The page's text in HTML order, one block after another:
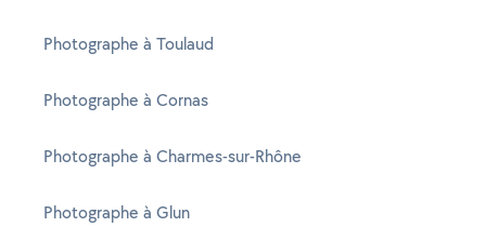
Photographe à Toulaud
Photographe à Cornas
Photographe à Charmes-sur-Rhône
Photographe à Glun